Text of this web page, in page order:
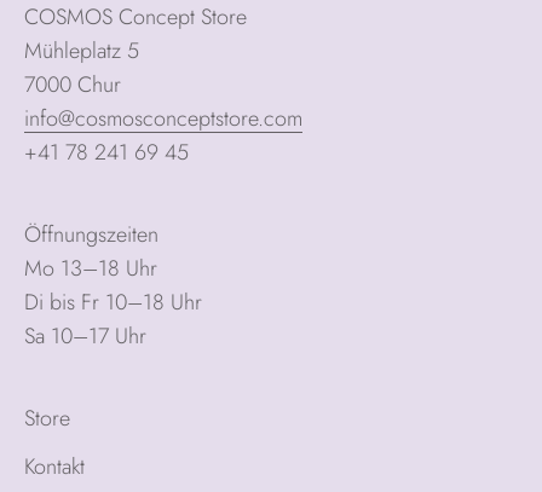
COSMOS Concept Store
Mühleplatz 5
7000 Chur
info@cosmosconceptstore.com
+41 78 241 69 45
Öffnungszeiten
Mo 13–18 Uhr
Di bis Fr 10–18 Uhr
Sa 10–17 Uhr
Store
Kontakt